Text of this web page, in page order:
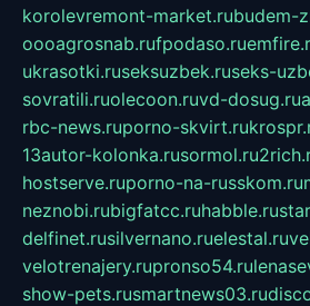
korolevremont-market.rubudem-
oooagrosnab.rufpodaso.ru
ukrasotki.ruseksuzbek.ruseks-
sovratili.ruolecoon.ruvd-dosug.ru
rbc-news.ruporno-skvirt.ru
13autor-kolonka.rusormol.ru
hostserve.ruporno-na-russkom.ru
neznobi.rubigfatcc.ruhabble.ru
delfinet.rusilvernano.ruelestal.ru
velotrenajery.rupronso54.ru
show-pets.rusmartnews03.ru